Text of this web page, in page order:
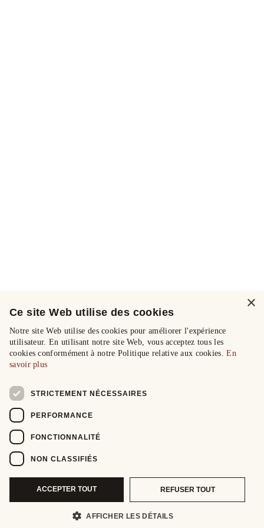
×
Ce site Web utilise des cookies
Notre site Web utilise des cookies pour améliorer l'expérience
utilisateur. En utilisant notre site Web, vous acceptez tous les
cookies conformément à notre Politique relative aux cookies.En
savoir plus
STRICTEMENT NÉCESSAIRES
PERFORMANCE
FONCTIONNALITÉ
NON CLASSIFIÉS
ACCEPTER TOUT REFUSER TOUT
AFFICHER LES DÉTAILS